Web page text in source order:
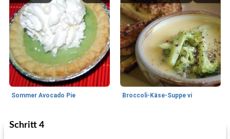
Sommer Avocado Pie Broccoli-Käse-Suppe vi
Kurs
Schritt 4